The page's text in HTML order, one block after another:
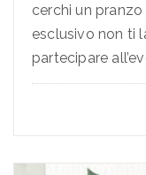
cerchi un
esclusivo non ti
partecipare